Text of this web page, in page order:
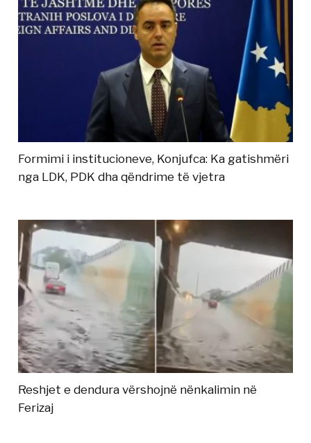
Formimi i institucioneve, Konjufca: Ka gatishmëri
nga LDK, PDK dha qëndrime të vjetra
Reshjet e dendura vërshojnë nënkalimin në
Ferizaj